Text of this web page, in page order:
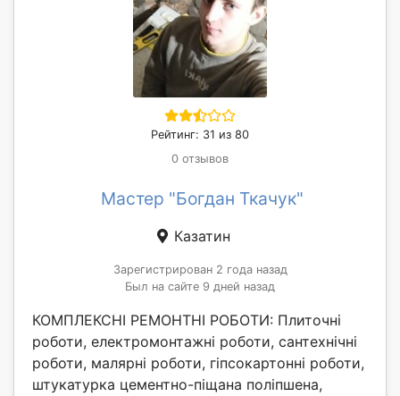
Рейтинг: 31 из 80
0 отзывов
Мастер "Богдан Ткачук"
Казатин
Зарегистрирован 2 года назад
Был на сайте 9 дней назад
КОМПЛЕКСНІ РЕМОНТНІ РОБОТИ: Плиточні
роботи, електромонтажні роботи, сантехнічні
роботи, малярні роботи, гіпсокартонні роботи,
штукатурка цементно-піщана поліпшена,